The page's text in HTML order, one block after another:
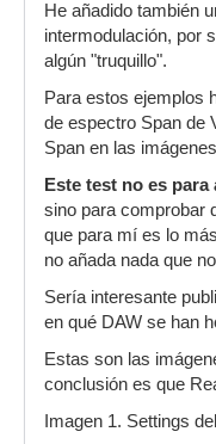
He añadido también
intermodulación, por
algún "truquillo".
Para estos ejemplos
de espectro Span de
Span en las
Este test no es
sino para comprobar
que para mí es lo
no añada nada que
Sería interesante
en qué DAW se han
Estas son las
conclusión es que
Imagen 1. Settings